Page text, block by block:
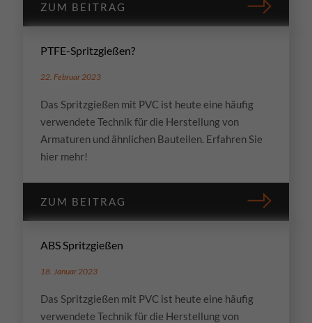
ZUM BEITRAG
PTFE-Spritzgießen?
22. Februar 2023
Das Spritzgießen mit PVC ist heute eine häufig
verwendete Technik für die Herstellung von
Armaturen und ähnlichen Bauteilen. Erfahren Sie
hier mehr!
ZUM BEITRAG
ABS Spritzgießen
18. Januar 2023
Das Spritzgießen mit PVC ist heute eine häufig
verwendete Technik für die Herstellung von